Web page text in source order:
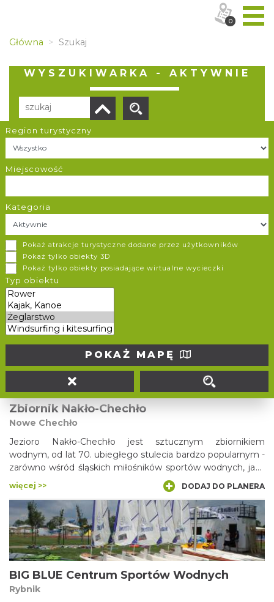
Główna Szukaj
WYSZUKIWARKA - AKTYWNIE
Region turystyczny
Miejscowość
Kategoria
Pokaż atrakcje turystyczne dodane przez użytkowników
Pokaż tylko obiekty 3D
Pokaż tylko obiekty posiadające wirtualne wycieczki
Typ obiektu
POKAŻ MAPĘ
Liczba elementów:
Zebrzydowice
Położona na malowniczym Śląsku Cieszyńskim gmina
Zebrzydowice coraz bardziej stawia na turystykę
weekendową. Turystów mają tutaj przyciągnąć atrakcyjne
ośrodki rekreacyjne w Kończycach Małych i w samych
Zebrzydowicach. W stolicy gminy, w sezonie letnim można
basenami kąpielowymi, wypożyczalnią sprzętu pływającego
oraz plażą. W pobliżu wytyczono ścieżki spacerowe i
rowerowe, nie zapomniano o gastronomii i rozrywce.
więcej >>
Zbiornik Nakło-Chechło
Nowe Chechło
Jezioro Nakło-Chechło jest sztucznym zbiornikiem
wodnym, od lat 70. ubiegłego stulecia bardzo popularnym -
zarówno wśród śląskich miłośników sportów wodnych, jak i
wielbicieli leniwego plażowania. Zbiornik powstał poprzez
zalanie wyrobiska piasku podsadzkowego i wyróżnia się
czystością wody I klasy. Na plażę i do ośrodków
wypoczynkowych można się dostać m.in. wagonikami
Górnośląskich Kolei Wąskotorowych.
więcej >> DODAJ DO PLANERA
BIG BLUE Centrum Sportów Wodnych
Rybnik
0